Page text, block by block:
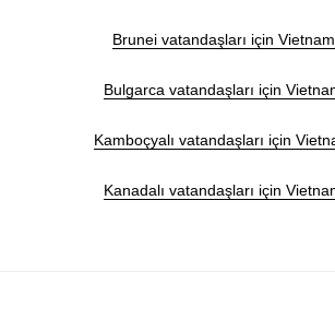
Brunei vatandaşları için
Bulgarca vatandaşları için
Kamboçyalı vatandaşları için
Kanadalı vatandaşları için